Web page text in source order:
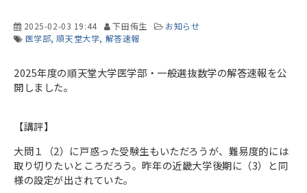
2025-02-03 19:44 下田侑生
お知らせ
医学部 順天堂大学 解答速報
2025年度の順天堂大学医学部・一般選抜数学の解答速報を公
開しました。
【講評】
大問１（2）に戸惑った受験生もいただろうが、難易度的には
取り切りたいところだろう。昨年の近畿大学後期に（3）と同
様の設定が出されていた。